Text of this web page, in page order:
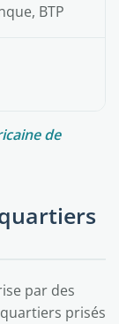
BTP
de
par des
prisés